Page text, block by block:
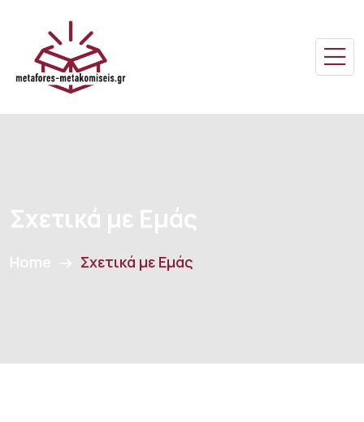
Σχετικά με Εμάς
Home Σχετικά με Εμάς